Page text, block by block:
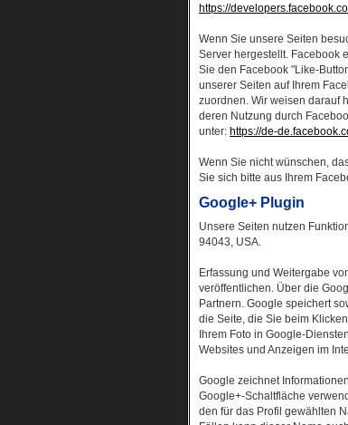
https://
Wenn Sie unsere Seiten
Server hergestellt. Facebook
Sie den Facebook "Like-
unserer Seiten auf Ihrem
zuordnen. Wir weisen darauf
deren Nutzung durch
unter: https://de-
Wenn Sie nicht wünschen,
Sie sich bitte aus Ihrem
Google+ Plugin
Unsere Seiten nutzen
94043, USA.
Erfassung und Weitergabe
veröffentlichen. Über die
Partnern. Google speichert
die Seite, die Sie beim
Ihrem Foto in Google-
Websites und Anzeigen im
Google zeichnet
Google+-Schaltfläche
den für das Profil gewählten